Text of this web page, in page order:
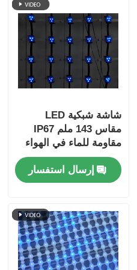
شاشة شبكية LED
مقاس 143 ملم IP67
مقاومة للماء في الهواء
الطلق وشفافة لمشاريع
الرؤية الليلية للسياحة
الثقافية
إرسال استفسار